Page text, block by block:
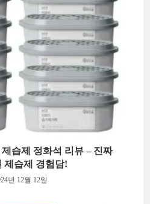
습제 정화석 리뷰 – 진짜
제습제 경험담!
년 12월 12일